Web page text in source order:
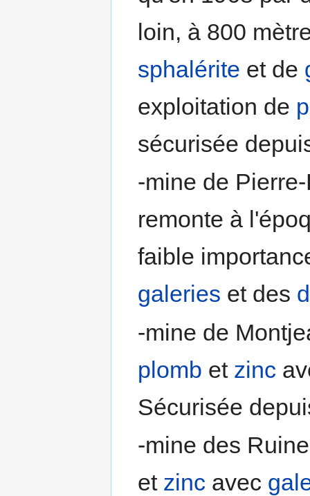
loin, à 800
sphalérite et de
exploitation de
sécurisée
-mine de
remonte à
faible
galeries et des
-mine de
plomb et zinc
Sécurisée
-mine des
et zinc avec